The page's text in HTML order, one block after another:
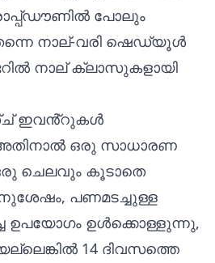
പോലും
നാല്-വരി ഷെഡ്യൂൾ
നാല് ക്ലാസുകളായി
ഇവൻ്റുകൾ
ഒരു സാധാരണ
ചെലവും കൂടാതെ
പണമടച്ചുള്ള
ഉപയോഗം ഉൾക്കൊള്ളുന്നു,
14 ദിവസത്തെ